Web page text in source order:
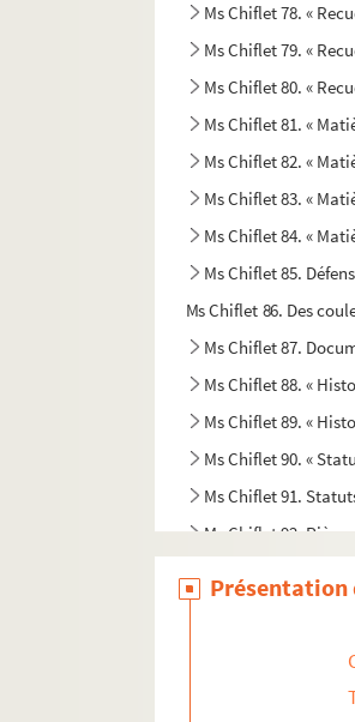
Ms Chiflet 78. «
Ms Chiflet 79. «
Ms Chiflet 80. «
Ms Chiflet 81. «
Ms Chiflet 82. «
Ms Chiflet 83. «
Ms Chiflet 84. «
Ms Chiflet 85.
Ms Chiflet 86. Des
Ms Chiflet 87.
Ms Chiflet 88. «
Ms Chiflet 89. «
Ms Chiflet 90. «
Ms Chiflet 91.
Ms Chiflet 92.
Ms Chiflet 94. Lettres
Présentation